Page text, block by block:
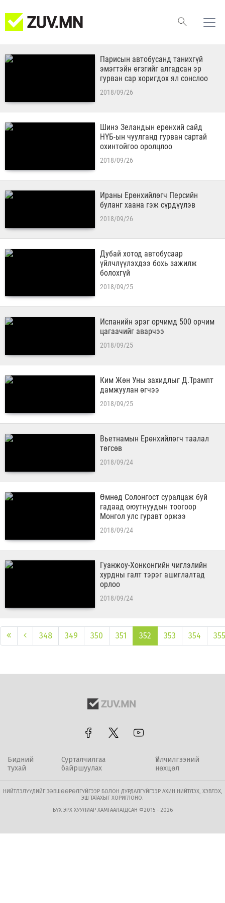
Парисын автобусанд танихгүй
эмэгтэйн өгзгийг алгадсан эр
гурван сар хоригдох ял сонслоо
2018/09/26
Шинэ Зеландын ерөнхий сайд
НҮБ-ын чуулганд гурван сартай
охинтойгоо оролцлоо
2018/09/26
Ираны Ерөнхийлөгч Персийн
буланг хаана гэж сүрдүүлэв
2018/09/26
Дубай хотод автобусаар
үйлчлүүлэхдээ бохь зажилж
болохгүй
2018/09/25
Испанийн эрэг орчимд 500 орчим
цагаачийг аварчээ
2018/09/25
Ким Жөн Уны захидлыг Д.Трампт
дамжуулан өгчээ
2018/09/25
Вьетнамын Ерөнхийлөгч таалал
төгсөв
2018/09/24
Өмнөд Солонгост суралцаж буй
гадаад оюутнуудын тоогоор
Монгол улс гуравт оржээ
2018/09/24
Гуанжоу-Хонконгийн чиглэлийн
хурдны галт тэрэг ашиглалтад
орлоо
2018/09/24
348 349 350 351 352 353 354 355
Бидний
тухай
Сурталчилгаа
байршуулах
Үйлчилгээний
нөхцөл
НИЙТЛЭЛҮҮДИЙГ ЗӨВШӨӨРӨЛГҮЙГЭЭР БОЛОН ДУРДАЛГҮЙГЭЭР АХИН НИЙТЛЭХ, ХЭВЛЭХ,
ЭШ ТАТАХЫГ ХОРИГЛОНО.
БҮХ ЭРХ ХУУЛИАР ХАМГААЛАГДСАН ©2015 - 2026